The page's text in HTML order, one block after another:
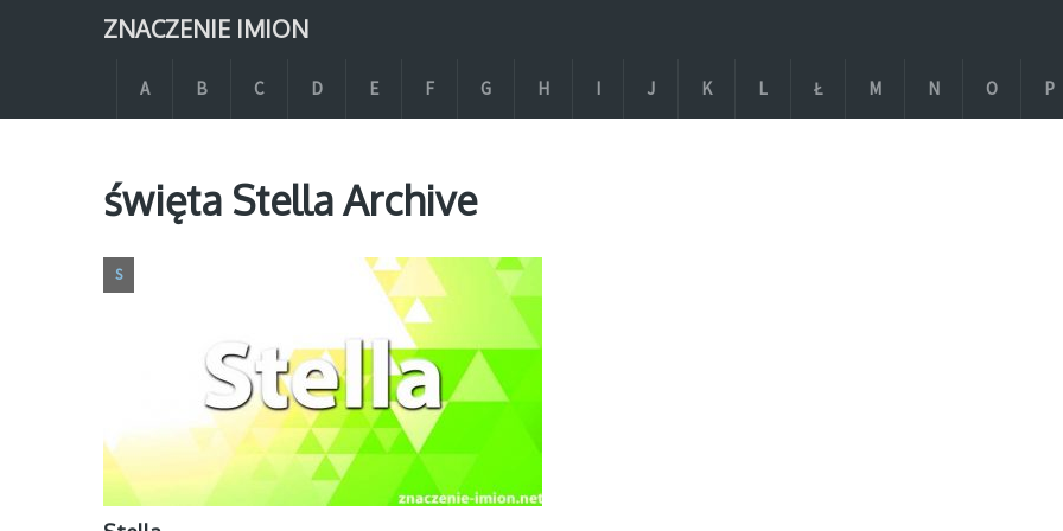
ZNACZENIE IMION
A B C D E F G H I J K L Ł M N O P
święta Stella Archive
S